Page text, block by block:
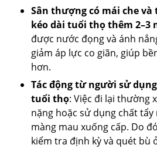
Sân thượng có mái che
kéo dài tuổi thọ thêm 2–3
được nước đọng và ánh
giảm áp lực co giãn, giúp
hơn.
Tác động từ người sử
tuổi thọ: Việc đi lại thường
nặng hoặc sử dụng chất
màng mau xuống cấp. Do
kiểm tra định kỳ và quét bù